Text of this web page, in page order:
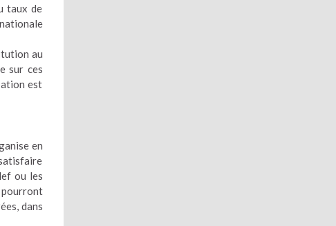
taux de
au
sur ces
est
en
ou les
pourront
dans